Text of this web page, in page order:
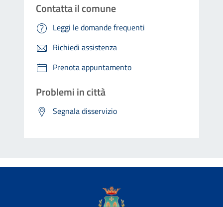
Contatta il comune
Leggi le domande frequenti
Richiedi assistenza
Prenota appuntamento
Problemi in città
Segnala disservizio